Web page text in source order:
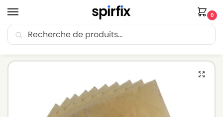
0
🚚 Livraison Point Relais offerte dès 30€ d’achat.